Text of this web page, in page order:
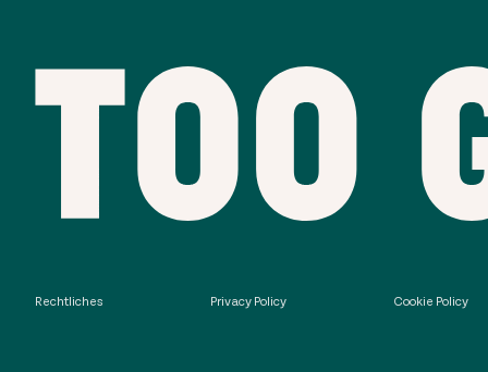
Rechtliches Privacy Policy Cookie Policy